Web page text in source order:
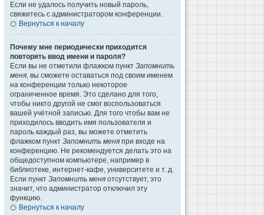
Если не удалось получить новый пароль,
свяжитесь с администратором конференции.
Вернуться к началу
Почему мне периодически приходится
повторять ввод имени и пароля?
Если вы не отметили флажком пункт Запомнить
меня, вы сможете оставаться под своим именем
на конференции только некоторое
ограниченное время. Это сделано для того,
чтобы никто другой не смог воспользоваться
вашей учётной записью. Для того чтобы вам не
приходилось вводить имя пользователя и
пароль каждый раз, вы можете отметить
флажком пункт Запомнить меня при входе на
конференцию. Не рекомендуется делать это на
общедоступном компьютере, например в
библиотеке, интернет-кафе, университете и т. д.
Если пункт Запомнить меня отсутствует, это
значит, что администратор отключил эту
функцию.
Вернуться к началу